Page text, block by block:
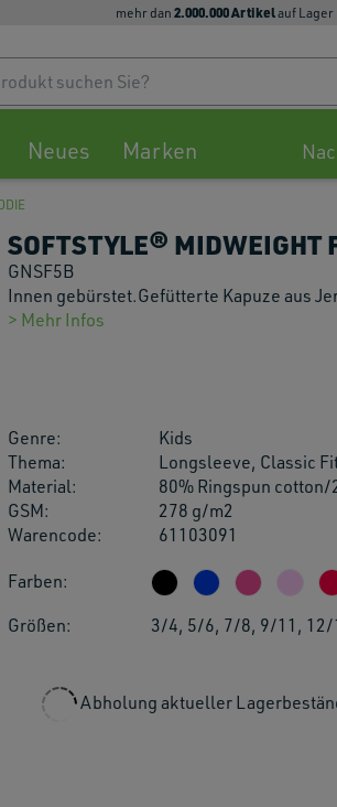
mehr dan 2.000.000 Artikelauf Lager
Neues Marken
SOFTSTYLE® MIDWEIGHT
GNSF5B
Innen gebürstet.Gefütterte Kapuze aus
> Mehr Infos
Genre:
Kids
Thema:
Longsleeve, Classic
Material:
80% Ringspun
GSM:
278 g/m2
Warencode:
61103091
Farben:
Größen:
3/4, 5/6, 7/8, 9/11, 12/
Abholung aktueller